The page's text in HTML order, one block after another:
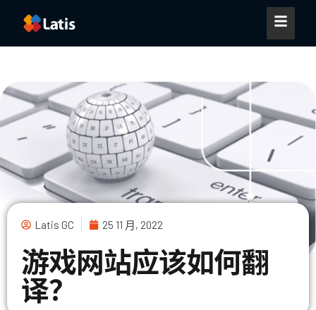
Latis GC 25 11 月, 2022
游戏网站应该如何翻
译？